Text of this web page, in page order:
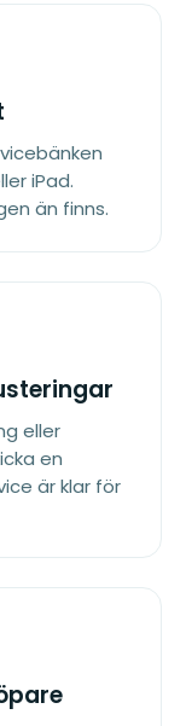
iPad.
än finns.
eller
en
är klar för